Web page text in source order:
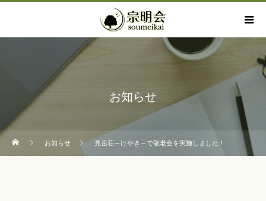
お知らせ
お知らせ 見岳荘～けやき～で敬老会を実施しました！